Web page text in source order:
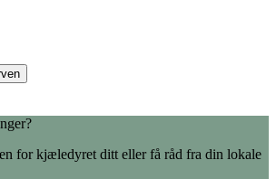
for kjæledyret ditt eller få råd fra din lokale